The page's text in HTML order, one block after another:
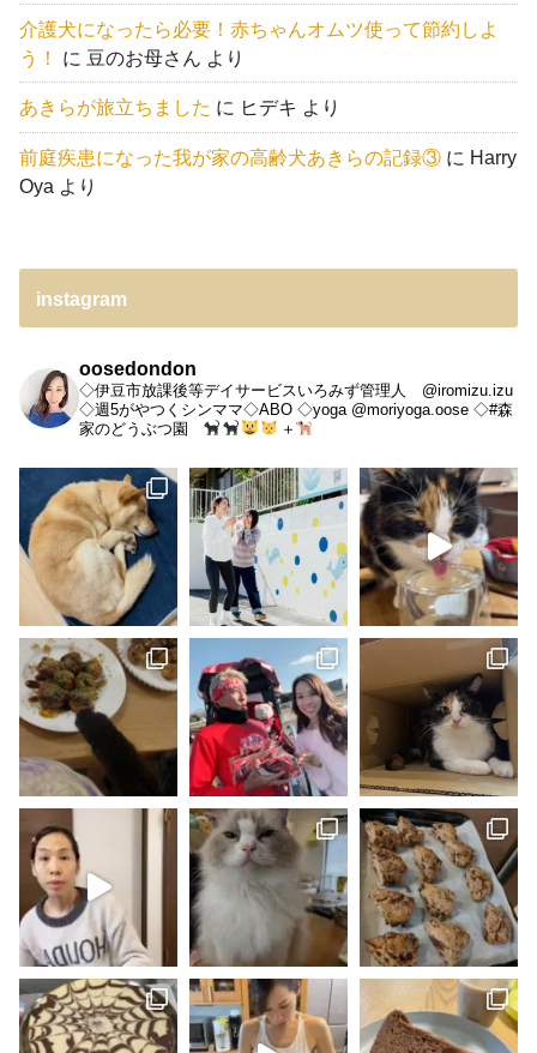
介護犬になったら必要！赤ちゃんオムツ使って節約しよ
う！
に 豆のお母さん より
あきらが旅立ちました に ヒデキ より
前庭疾患になった我が家の高齢犬あきらの記録③ に Harry
Oya より
instagram
oosedondon
◇伊豆市放課後等デイサービスいろみず管理人 @iromizu.izu
◇週5がやつくシンママ◇ABO ◇yoga @moriyoga.oose ◇#森
家のどうぶつ園
＋